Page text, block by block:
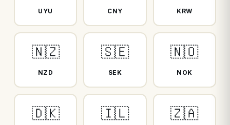
UYU CNY KRW
🇳🇿
NZD
🇸🇪
SEK
🇳🇴
NOK
🇩🇰 🇮🇱 🇿🇦